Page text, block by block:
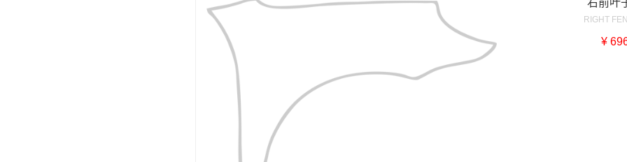
右前叶
RIGHT
¥